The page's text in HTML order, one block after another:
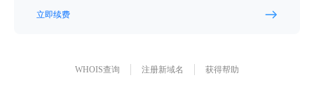
立即续费
WHOIS查询 注册新域名 获得帮助